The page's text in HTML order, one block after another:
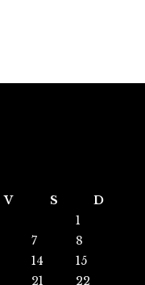
V S
D
1
7
8
14
15
21
22